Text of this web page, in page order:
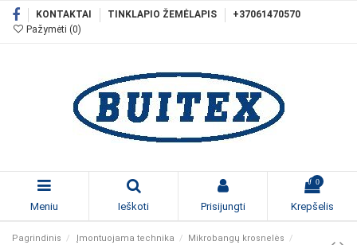
KONTAKTAI TINKLAPIO ŽEMĖLAPIS
+37061470570
Pažymėti (0)
Meniu Ieškoti Prisijungti
0
Krepšelis
Pagrindinis Įmontuojama technika
Mikrobangų krosnelės